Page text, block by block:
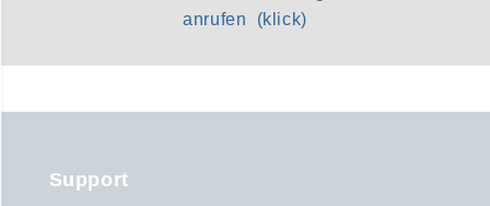
anrufen (klick)
Support